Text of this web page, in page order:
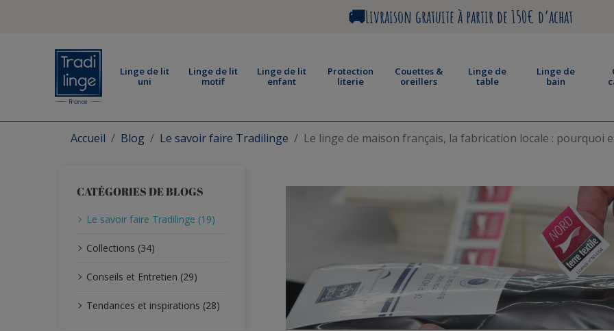
🚚Livraison gratuite à partir de 150€ d’achat
Linge de lit
uni
Linge de lit
motif
Linge de lit
enfant
Protection
literie
Couettes &
oreillers
Linge de
table
Linge de
bain
Accueil Blog Le savoir faire Tradilinge Le linge de maison français, la fabrication locale : pourquoi
CATÉGORIES DE BLOGS
Le savoir faire Tradilinge (19)
Collections (34)
Conseils et Entretien (29)
Tendances et inspirations (28)